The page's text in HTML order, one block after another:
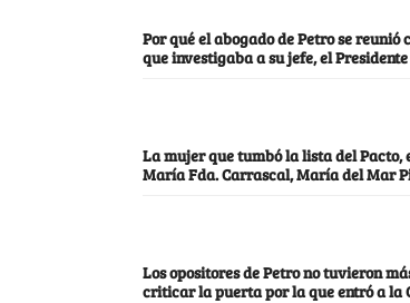
Por qué el abogado de Petro se reunió
que investigaba a su jefe, el Presidente
La mujer que tumbó la lista del Pacto,
María Fda. Carrascal, María del Mar
Los opositores de Petro no tuvieron
criticar la puerta por la que entró a la